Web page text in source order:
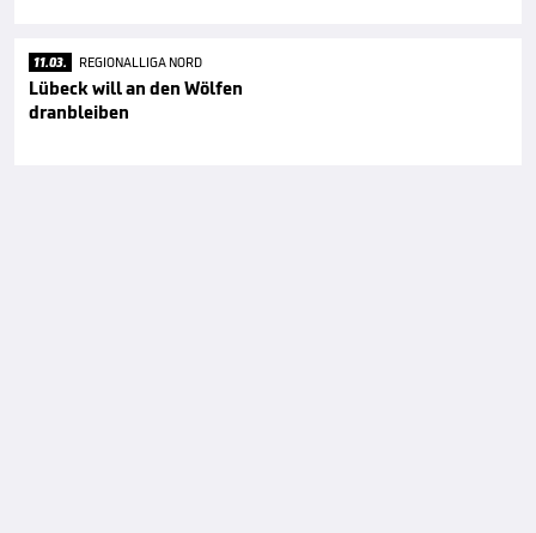
11.03. REGIONALLIGA NORD
Lübeck will an den Wölfen
dranbleiben